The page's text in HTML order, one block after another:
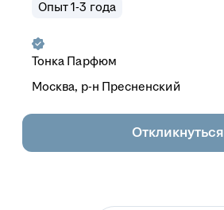
Опыт 1-3 года
Тонка Парфюм
Москва, р-н Пресненский
Откликнуться